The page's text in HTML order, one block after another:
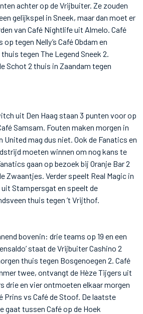
achter op de Vrijbuiter. Ze zouden
gelijkspel in Sneek, maar dan moet er
van Café Nightlife uit Almelo. Café
tegen Nelly’s Café Obdam en
tegen The Legend Sneek 2.
Schot 2 thuis in Zaandam tegen
uit Den Haag staan 3 punten voor op
Samsam. Fouten maken morgen in
mag dus niet. Ook de Fanatics en
moeten winnen om nog kans te
gaan op bezoek bij Oranje Bar 2
Zwaantjes. Verder speelt Real Magic in
uit Stampersgat en speelt de
thuis tegen ’t Vrijthof.
bovenin: drie teams op 19 en een
staat de Vrijbuiter Cashino 2
thuis tegen Bosgenoegen 2. Café
twee, ontvangt de Hèze Tijgers uit
drie en vier ontmoeten elkaar morgen
Prins vs Café de Stoof. De laatste
gaat tussen Café op de Hoek